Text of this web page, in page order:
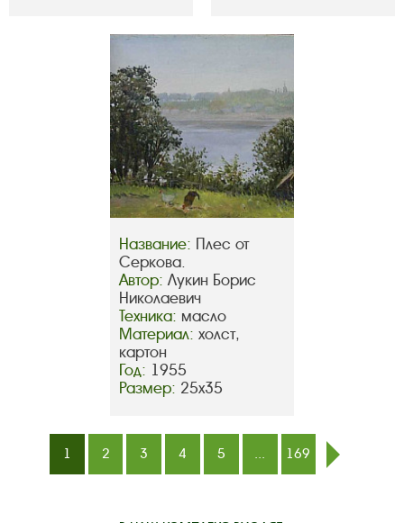
Название: Плес от
Серкова.
Автор: Лукин Борис
Николаевич
Техника: масло
Материал: холст,
картон
Год: 1955
Размер: 25х35
1 2 3 4 5 ...
169